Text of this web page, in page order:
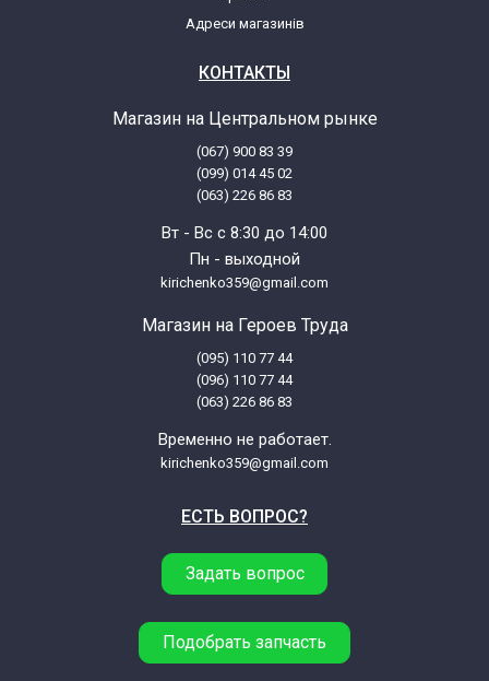
Адреси магазинів
КОНТАКТЫ
Магазин на Центральном рынке
(067) 900 83 39
(099) 014 45 02
(063) 226 86 83
Вт - Вс с 8:30 до 14:00
Пн - выходной
kirichenko359@gmail.com
Магазин на Героев Труда
(095) 110 77 44
(096) 110 77 44
(063) 226 86 83
Временно не работает.
kirichenko359@gmail.com
ЕСТЬ ВОПРОС?
Задать вопрос
Подобрать запчасть